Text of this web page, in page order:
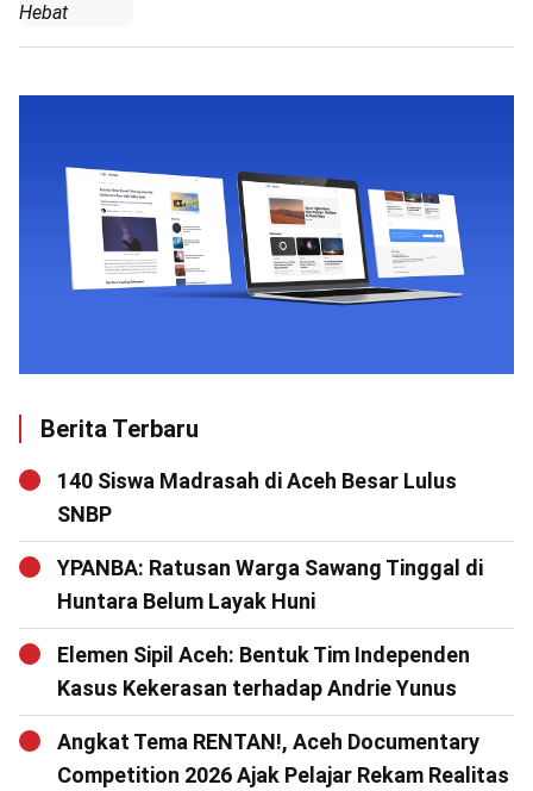
Hebat
Berita Terbaru
140 Siswa Madrasah di Aceh Besar Lulus
SNBP
YPANBA: Ratusan Warga Sawang Tinggal di
Huntara Belum Layak Huni
Elemen Sipil Aceh: Bentuk Tim Independen
Kasus Kekerasan terhadap Andrie Yunus
Angkat Tema RENTAN!, Aceh Documentary
Competition 2026 Ajak Pelajar Rekam Realitas